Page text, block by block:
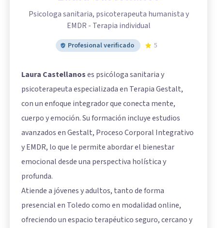
Psicologa sanitaria, psicoterapeuta humanista y
EMDR - Terapia individual
Profesional verificado 5
Laura Castellanoses psicóloga sanitaria y
psicoterapeuta especializada en Terapia Gestalt,
con un enfoque integrador que conecta mente,
cuerpo y emoción. Su formación incluye estudios
avanzados en Gestalt, Proceso Corporal Integrativo
y EMDR, lo que le permite abordar el bienestar
emocional desde una perspectiva holística y
profunda.
Atiende a jóvenes y adultos, tanto de forma
presencial en Toledo como en modalidad online,
ofreciendo un espacio terapéutico seguro, cercano y